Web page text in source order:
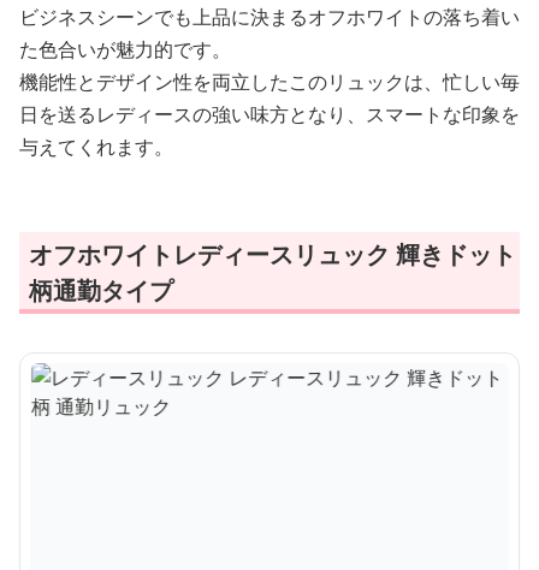
ビジネスシーンでも上品に決まるオフホワイトの落ち着い
た色合いが魅力的です。
機能性とデザイン性を両立したこのリュックは、忙しい毎
日を送るレディースの強い味方となり、スマートな印象を
与えてくれます。
オフホワイトレディースリュック 輝きドット
柄通勤タイプ